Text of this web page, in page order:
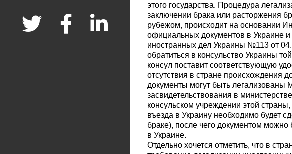
этого государства. Процедура
заключении брака или расторжения
рубежом, происходит на основании
официальных документов в Украине
иностранных дел Украины №113 от
обратиться в консульство Украины
консул поставит соответствующую
отсутствия в стране происхождения
документы могут быть легализованы
засвидетельствования в
консульском учреждении этой
въезда в Украину необходимо будет
браке), после чего документом
в Украине.
Отдельно хочется отметить, что в